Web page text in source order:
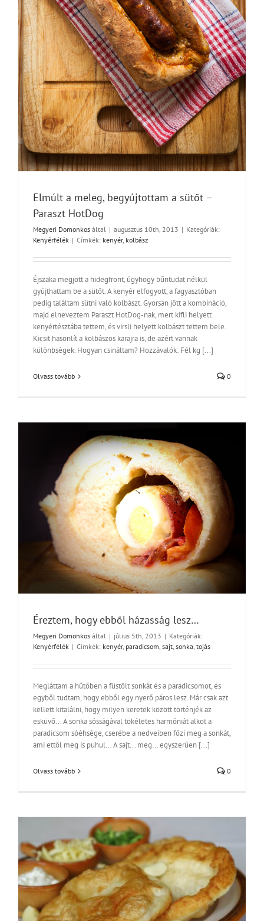
Elmúlt a meleg, begyújtottam a sütőt –
Paraszt HotDog
Megyeri Domonkos által | augusztus 10th, 2013 | Kategóriák:
Kenyérfélék | Címkék: kenyér, kolbász
Éjszaka megjött a hidegfront, úgyhogy bűntudat nélkül
gyújthattam be a sütőt. A kenyér elfogyott, a fagyasztóban
pedig találtam sütni való kolbászt. Gyorsan jött a kombináció,
majd elneveztem Paraszt HotDog-nak, mert kifli helyett
kenyértésztába tettem, és virsli helyett kolbászt tettem bele.
Kicsit hasonlít a kolbászos karajra is, de azért vannak
különbségek. Hogyan csináltam? Hozzávalók: Fél kg [...]
Olvass tovább 0
Éreztem, hogy ebből házasság lesz…
Megyeri Domonkos által | július 5th, 2013 | Kategóriák:
Kenyérfélék | Címkék: kenyér, paradicsom sajt sonka tojás
Megláttam a hűtőben a füstölt sonkát és a paradicsomot, és
egyből tudtam, hogy ebből egy nyerő páros lesz. Már csak azt
kellett kitalálni, hogy milyen keretek között történjék az
esküvő... A sonka sósságával tökéletes harmóniát alkot a
paradicsom sóéhsége, cserébe a nedveiben főzi meg a sonkát,
ami ettől meg is puhul... A sajt... meg... egyszerűen [...]
Olvass tovább 0